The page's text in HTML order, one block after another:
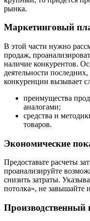
рынка.
Маркетинговый
В этой части нужно
продаж,
наличие конкурентов.
деятельности
конкуренции вызывает
преимущества
аналогами;
средства и
товаров.
Экономические
Предоставьте расчеты
проанализируйте
снизить затраты.
потолка», не завышайте
Производственный